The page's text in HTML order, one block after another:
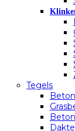
Tegels